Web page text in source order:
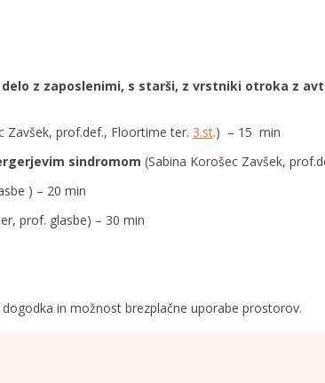
z zaposlenimi, s starši, z vrstniki otroka z
Zavšek, prof.def., Floortime ter. 3.st.) – 15 min
sindromom (Sabina Korošec Zavšek,
) – 20 min
prof. glasbe) – 30 min
in možnost brezplačne uporabe prostorov.